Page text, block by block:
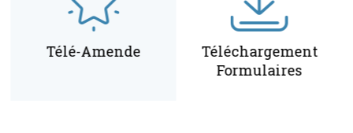
Télé-Amende
Téléchargement
Formulaires